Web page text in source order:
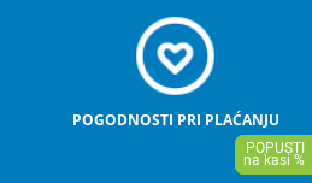
POGODNOSTI PRI PLAĆANJU